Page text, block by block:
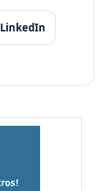
LinkedIn